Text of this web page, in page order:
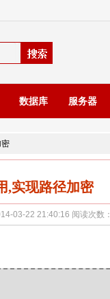
数据库 服务器
,实现路径加密
03-22 21:40:16 阅读次数：